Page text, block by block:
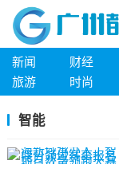
新闻 财经
旅游
时尚
智能